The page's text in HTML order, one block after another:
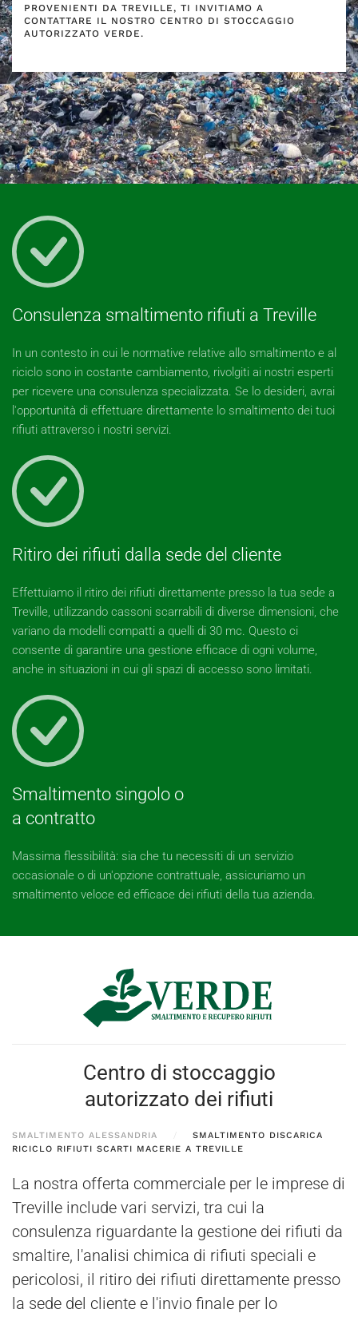
PROVENIENTI DA TREVILLE, TI INVITIAMO A
CONTATTARE IL NOSTRO CENTRO DI STOCCAGGIO
AUTORIZZATO VERDE.
Consulenza smaltimento rifiuti a Treville
In un contesto in cui le normative relative allo smaltimento e al
riciclo sono in costante cambiamento, rivolgiti ai nostri esperti
per ricevere una consulenza specializzata. Se lo desideri, avrai
l'opportunità di effettuare direttamente lo smaltimento dei tuoi
rifiuti attraverso i nostri servizi.
Ritiro dei rifiuti dalla sede del cliente
Effettuiamo il ritiro dei rifiuti direttamente presso la tua sede a
Treville, utilizzando cassoni scarrabili di diverse dimensioni, che
variano da modelli compatti a quelli di 30 mc. Questo ci
consente di garantire una gestione efficace di ogni volume,
anche in situazioni in cui gli spazi di accesso sono limitati.
Smaltimento singolo o
a contratto
Massima flessibilità: sia che tu necessiti di un servizio
occasionale o di un'opzione contrattuale, assicuriamo un
smaltimento veloce ed efficace dei rifiuti della tua azienda.
Centro di stoccaggio
autorizzato dei rifiuti
SMALTIMENTO ALESSANDRIA
SMALTIMENTO DISCARICA
RICICLO RIFIUTI SCARTI MACERIE A TREVILLE
La nostra offerta commerciale per le imprese di
Treville include vari servizi, tra cui la
consulenza riguardante la gestione dei rifiuti da
smaltire, l'analisi chimica di rifiuti speciali e
pericolosi, il ritiro dei rifiuti direttamente presso
la sede del cliente e l'invio finale per lo